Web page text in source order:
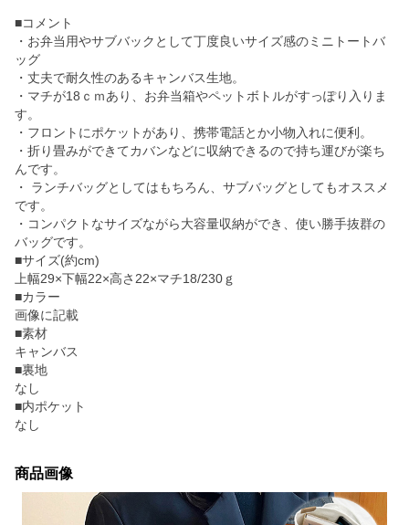
■コメント
・お弁当用やサブバックとして丁度良いサイズ感のミニトートバ
ッグ
・丈夫で耐久性のあるキャンバス生地。
・マチが18ｃｍあり、お弁当箱やペットボトルがすっぽり入りま
す。
・フロントにポケットがあり、携帯電話とか小物入れに便利。
・折り畳みができてカバンなどに収納できるので持ち運びが楽ち
んです。
・ ランチバッグとしてはもちろん、サブバッグとしてもオススメ
です。
・コンパクトなサイズながら大容量収納ができ、使い勝手抜群の
バッグです。
■サイズ(約cm)
上幅29×下幅22×高さ22×マチ18/230ｇ
■カラー
画像に記載
■素材
キャンバス
■裏地
なし
■内ポケット
なし
商品画像